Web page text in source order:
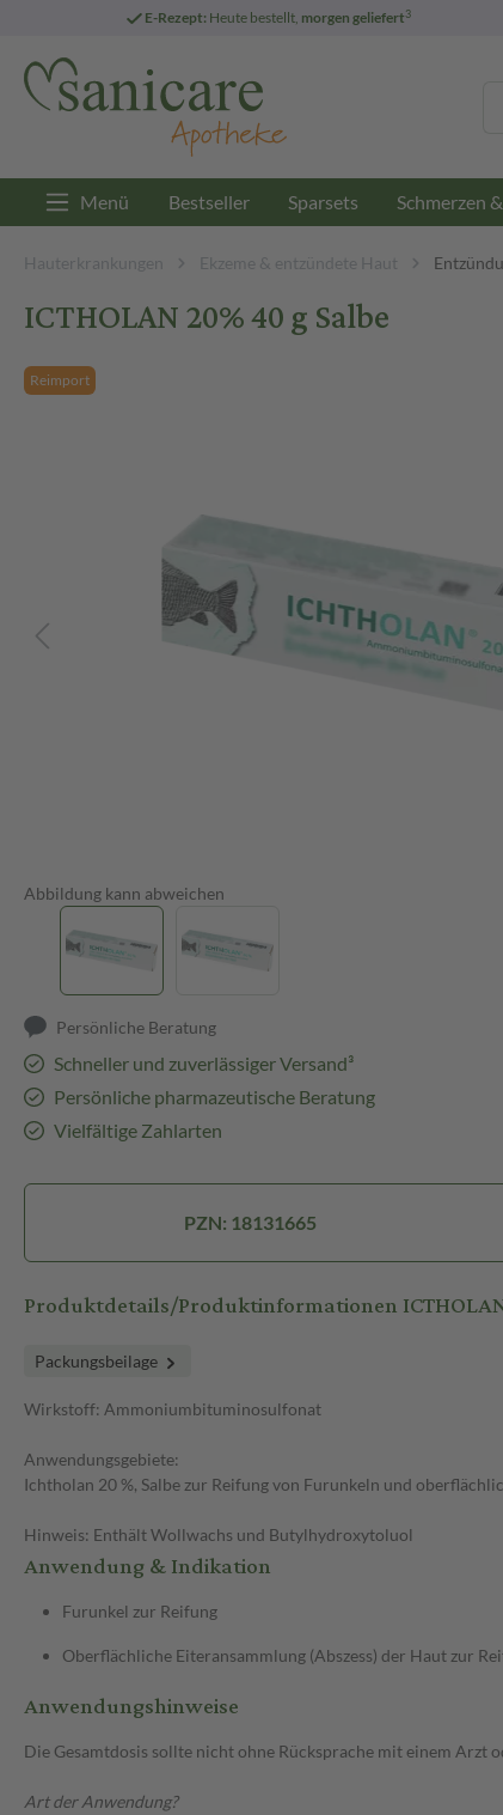
E-Rezept: Heute bestellt, morgen geliefert3
Menü Bestseller Sparsets Schmerzen
Hauterkrankungen Ekzeme & entzündete Haut
ICTHOLAN 20% 40 g Salbe
Reimport
Abbildung kann abweichen
Persönliche Beratung
Schneller und zuverlässiger Versand³
Persönliche pharmazeutische Beratung
Vielfältige Zahlarten
PZN: 18131665
Produktdetails/Produktinformationen
Packungsbeilage
Wirkstoff: Ammoniumbituminosulfonat
Anwendungsgebiete:
Ichtholan 20 %, Salbe zur Reifung von Furunkeln und
Hinweis: Enthält Wollwachs und Butylhydroxytoluol
Anwendung & Indikation
Furunkel zur Reifung
Oberflächliche Eiteransammlung (Abszess) der Haut zur
Anwendungshinweise
Die Gesamtdosis sollte nicht ohne Rücksprache mit einem Arzt
Art der Anwendung?